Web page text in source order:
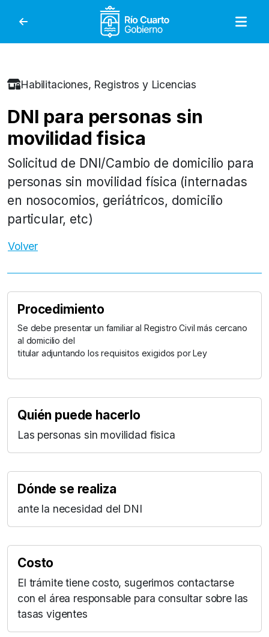
Gobierno de Río
Habilitaciones, Registros y Licencias
DNI para personas sin
movilidad fisica
Solicitud de DNI/Cambio de domicilio para
personas sin movilidad física (internadas
en nosocomios, geriátricos, domicilio
particular, etc)
Volver
Procedimiento
Se debe presentar un familiar al Registro Civil más cercano
al domicilio del
titular adjuntando los requisitos exigidos por Ley
Quién puede hacerlo
Las personas sin movilidad fisica
Dónde se realiza
ante la necesidad del DNI
Costo
El trámite tiene costo, sugerimos contactarse
con el área responsable para consultar sobre las
tasas vigentes